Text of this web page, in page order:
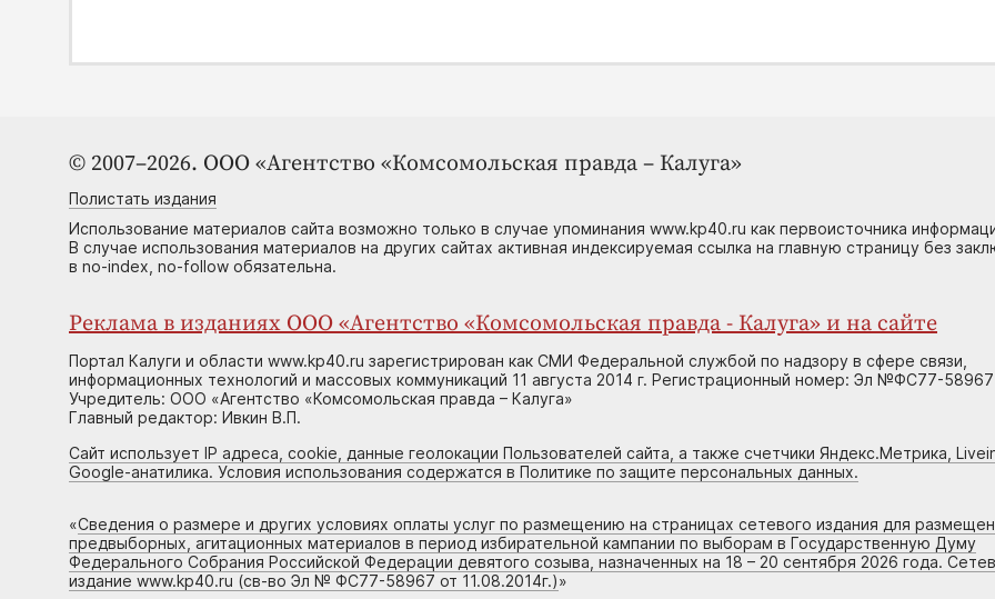
© 2007–2026. ООО «Агентство «Комсомольская правда – Калуга»
Полистать издания
Использование материалов сайта возможно только в случае упоминания www.kp40.ru как первоисточника
В случае использования материалов на других сайтах активная индексируемая ссылка на главную страницу без
в no-index, no-follow обязательна.
Реклама в изданиях ООО «Агентство «Комсомольская правда - Калуга» и на сайте
Портал Калуги и области www.kp40.ru зарегистрирован как СМИ Федеральной службой по надзору в сфере связи,
информационных технологий и массовых коммуникаций 11 августа 2014 г. Регистрационный номер: Эл №ФС77-58967
Учредитель: ООО «Агентство «Комсомольская правда – Калуга»
Главный редактор: Ивкин В.П.
Сайт использует IP адреса, cookie, данные геолокации Пользователей сайта, а также счетчики Яндекс.Метрика,
Google-анатилика. Условия использования содержатся в Политике по защите персональных данных.
«Сведения о размере и других условиях оплаты услуг по размещению на страницах сетевого издания для
предвыборных, агитационных материалов в период избирательной кампании по выборам в Государственную Думу
Федерального Собрания Российской Федерации девятого созыва, назначенных на 18 – 20 сентября 2026 года.
издание www.kp40.ru (св-во Эл № ФС77-58967 от 11.08.2014г.)»